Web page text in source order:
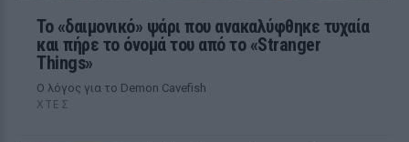
Το «δαιμονικό» ψάρι που ανακαλύφθηκε τυχαία
και πήρε το όνομά του από το «Stranger
Things»
Ο λόγος για το Demon Cavefish
ΧΤΕΣ